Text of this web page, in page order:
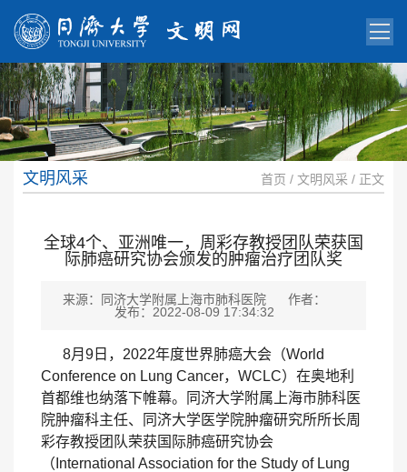
文明风采 首页 / 文明风采 / 正文
全球4个、亚洲唯一，周彩存教授团队荣获国
际肺癌研究协会颁发的肿瘤治疗团队奖
来源：同济大学附属上海市肺科医院
作者：
发布：2022-08-09 17:34:32
8月 9 日， 2022年度世界肺癌大会（World
Conference on Lung Cancer， WCLC）在奥地利
首都维也纳落下帷幕。同济大学附属上海市肺科医
院肿瘤科主任、同济大学医学院肿瘤研究所所长周
彩存教授团队荣获国际肺癌研究协会
（ International Association for the Study of Lung